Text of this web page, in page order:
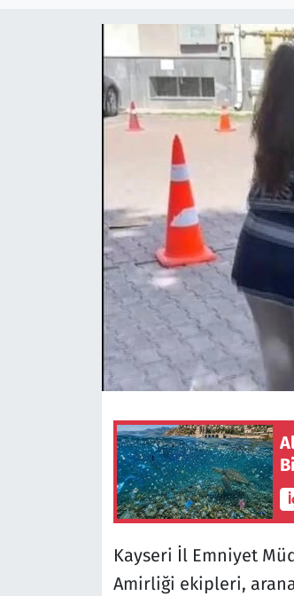
Kayseri İl Emniyet
Amirliği ekipleri,